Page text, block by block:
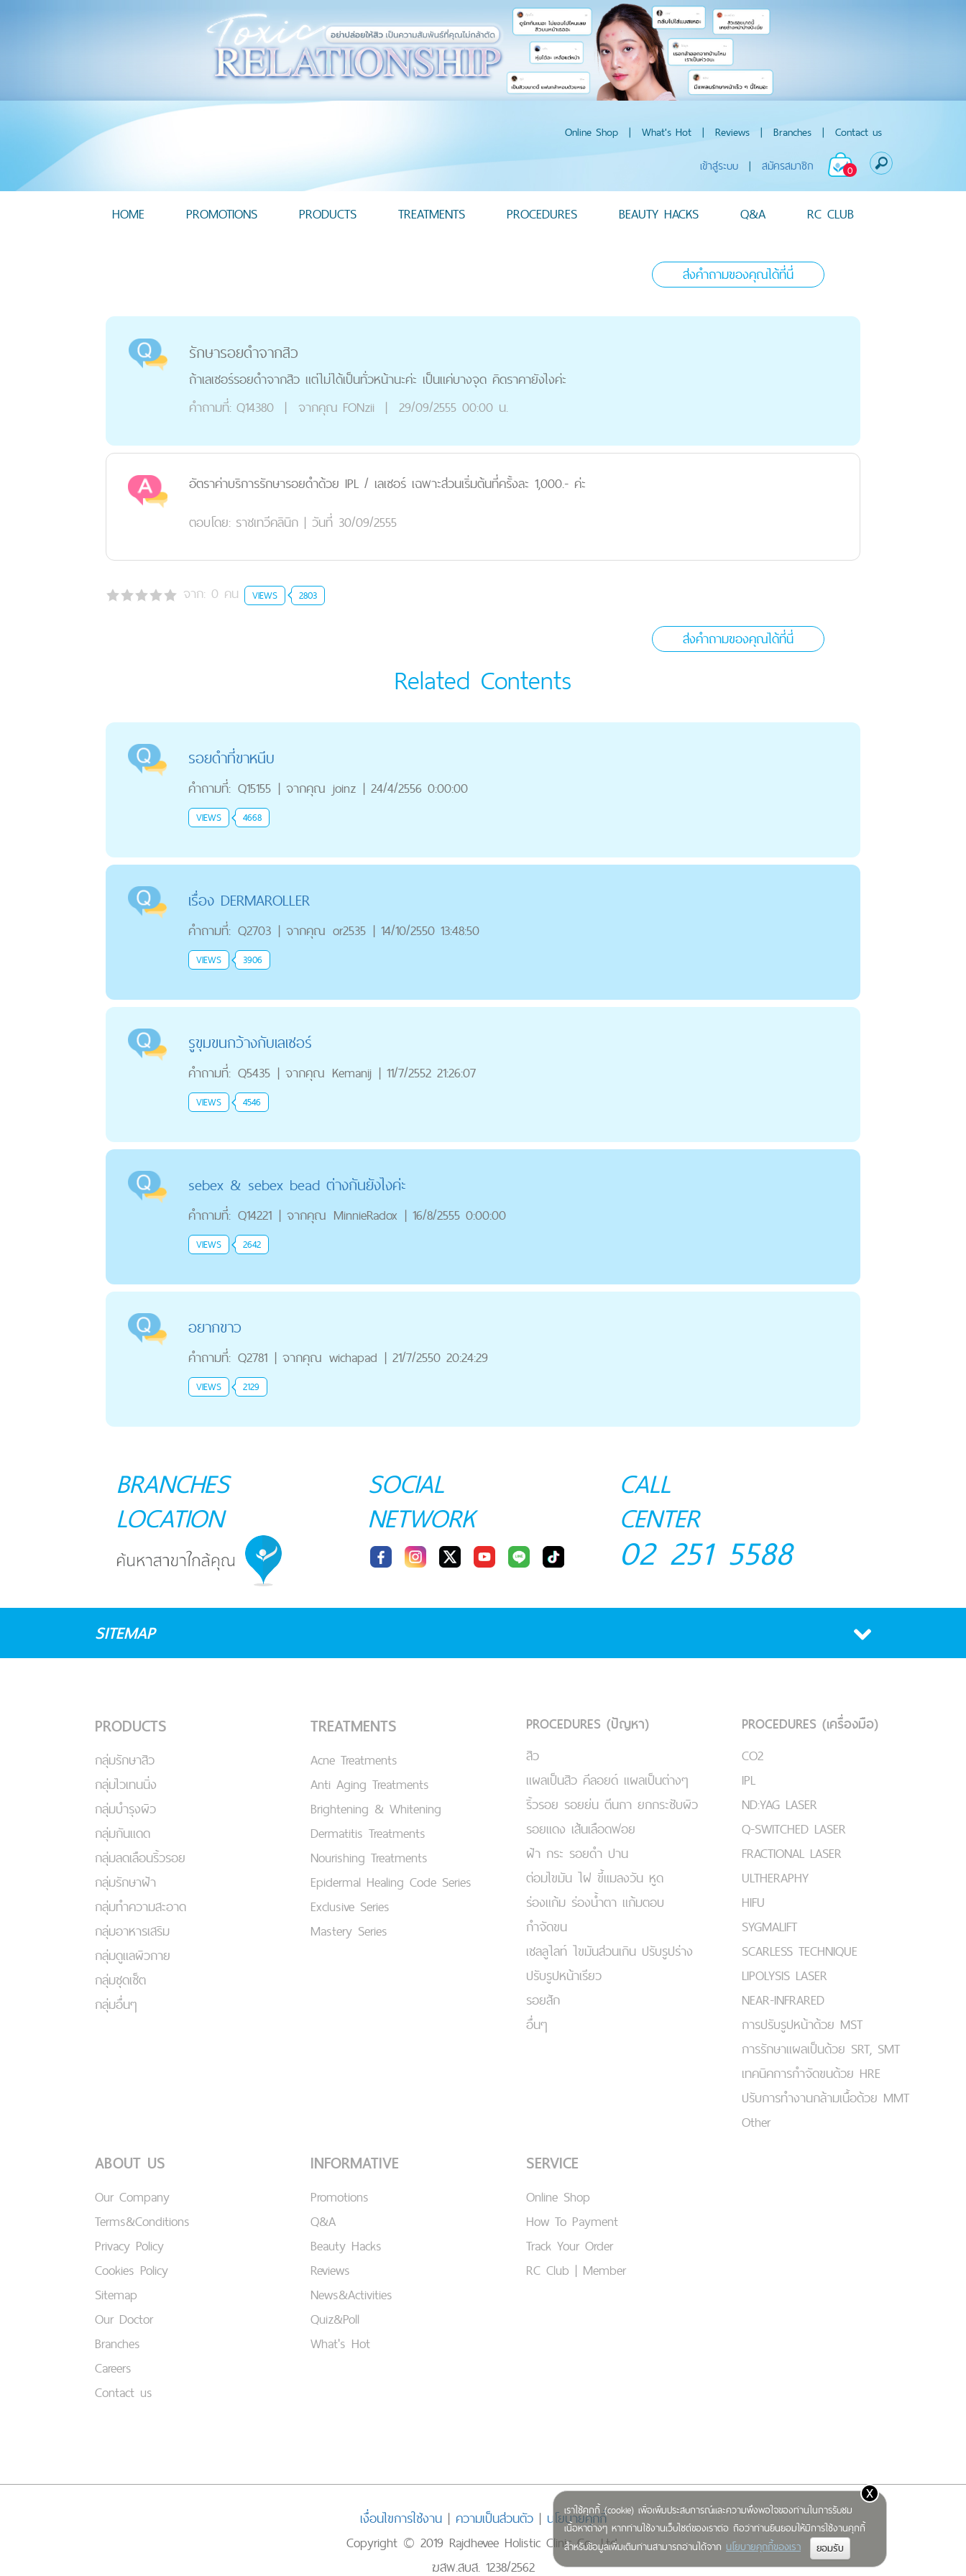
Online Shop | What's Hot | Reviews | Branches | Contact us
0
เข้าสู่ระบบ | สมัครสมาชิก
HOME PROMOTIONS PRODUCTS TREATMENTS PROCEDURES BEAUTY HACKS Q&A RC CLUB
ส่งคำถามของคุณได้ที่นี่
รักษารอยดำจากสิว
ถ้าเลเซอร์รอยดำจากสิว แต่ไม่ได้เป็นทั่วหน้านะค่ะ เป็นแค่บางจุด คิดราคายังไงค่ะ
คำถามที่: Q14380 | จากคุณ FONzii | 29/09/2555 00:00 น.
อัตราค่าบริการรักษารอยดำด้วย IPL / เลเซอร์ เฉพาะส่วนเริ่มต้นที่ครั้งละ 1,000.- ค่ะ
ตอบโดย: ราชเทวีคลินิก | วันที่ 30/09/2555
จาก: 0 คน VIEWS 2803
ส่งคำถามของคุณได้ที่นี่
Related Contents
รอยดำที่ขาหนีบ
คำถามที่: Q15155 | จากคุณ joinz | 24/4/2556 0:00:00
VIEWS 4668
เรื่อง DERMAROLLER
คำถามที่: Q2703 | จากคุณ or2535 | 14/10/2550 13:48:50
VIEWS 3906
รูขุมขนกว้างกับเลเซอร์
คำถามที่: Q5435 | จากคุณ Kemanij | 11/7/2552 21:26:07
VIEWS 4546
sebex & sebex bead ต่างกันยังไงค่ะ
คำถามที่: Q14221 | จากคุณ MinnieRadox | 16/8/2555 0:00:00
VIEWS 2642
อยากขาว
คำถามที่: Q2781 | จากคุณ wichapad | 21/7/2550 20:24:29
VIEWS 2129
เราใช้คุกกี้ (cookie) เพื่อเพิ่มประสบการณ์และความพึงพอใจของท่านในการรับชม
เนื้อหาต่างๆ หากท่านใช้งานเว็บไซต์ของเราต่อ ถือว่าท่านยินยอมให้มีการใช้งานคุกกี้
สำหรับข้อมูลเพิ่มเติมท่านสามารถอ่านได้จาก นโยบายคุกกี้ของเรา
x
BRANCHES
LOCATION
SOCIAL
NETWORK
CALL
CENTER
02 251 5588
SITEMAP
PRODUCTS
กลุ่มรักษาสิว
กลุ่มไวเทนนิ่ง
กลุ่มบำรุงผิว
กลุ่มกันแดด
กลุ่มลดเลือนริ้วรอย
กลุ่มรักษาฝ้า
กลุ่มทำความสะอาด
กลุ่มอาหารเสริม
กลุ่มดูแลผิวกาย
กลุ่มชุดเซ็ต
กลุ่มอื่นๆ
TREATMENTS
Acne Treatments
Anti Aging Treatments
Brightening & Whitening
Dermatitis Treatments
Nourishing Treatments
Epidermal Healing Code Series
Exclusive Series
Mastery Series
PROCEDURES (ปัญหา)
สิว
แผลเป็นสิว คีลอยด์ แผลเป็นต่างๆ
ริ้วรอย รอยย่น ตีนกา ยกกระชับผิว
รอยแดง เส้นเลือดฟอย
ฝ้า กระ รอยดำ ปาน
ต่อมไขมัน ไฝ ขี้แมลงวัน หูด
ร่องแก้ม ร่องน้ำตา แก้มตอบ
กำจัดขน
เชลลูไลท์ ไขมันส่วนเกิน ปรับรูปร่าง
ปรับรูปหน้าเรียว
รอยสัก
อื่นๆ
PROCEDURES (เครื่องมือ)
CO2
IPL
ND:YAG LASER
Q-SWITCHED LASER
FRACTIONAL LASER
ULTHERAPHY
HIFU
SYGMALIFT
SCARLESS TECHNIQUE
LIPOLYSIS LASER
NEAR-INFRARED
การปรับรูปหน้าด้วย MST
การรักษาแผลเป็นด้วย SRT, SMT
เทคนิคการกำจัดขนด้วย HRE
ปรับการทำงานกล้ามเนื้อด้วย MMT
Other
ABOUT US
Our Company
Terms&Conditions
Privacy Policy
Cookies Policy
Sitemap
Our Doctor
Branches
Careers
Contact us
INFORMATIVE
Promotions
Q&A
Beauty Hacks
Reviews
News&Activities
Quiz&Poll
What's Hot
SERVICE
Online Shop
How To Payment
Track Your Order
RC Club | Member
เงื่อนไขการใช้งาน| ความเป็นส่วนตัว| นโยบายคุกกี้
Copyright © 2019 Rajdhevee Holistic Clinic Co., Ltd.
ฆสพ.สบส. 1238/2562